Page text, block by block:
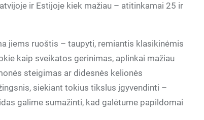
ir Estijoje kiek mažiau – atitinkamai 25 ir
jiems ruoštis – taupyti, remiantis klasikinėmis
kaip sveikatos gerinimas, aplinkai mažiau
steigimas ar didesnės kelionės
siekiant tokius tikslus įgyvendinti –
galime sumažinti, kad galėtume papildomai